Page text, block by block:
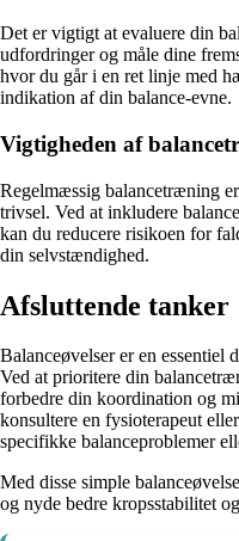
Det er vigtigt at evaluere din
udfordringer og måle dine
hvor du går i en ret linje med
indikation af din balance-evne.
Vigtigheden af
Regelmæssig balancetræning
trivsel. Ved at inkludere
kan du reducere risikoen for
din selvstændighed.
Afsluttende tanker
Balanceøvelser er en
Ved at prioritere din
forbedre din koordination og
konsultere en fysioterapeut
specifikke balanceproblemer
Med disse simple
og nyde bedre kropsstabilitet